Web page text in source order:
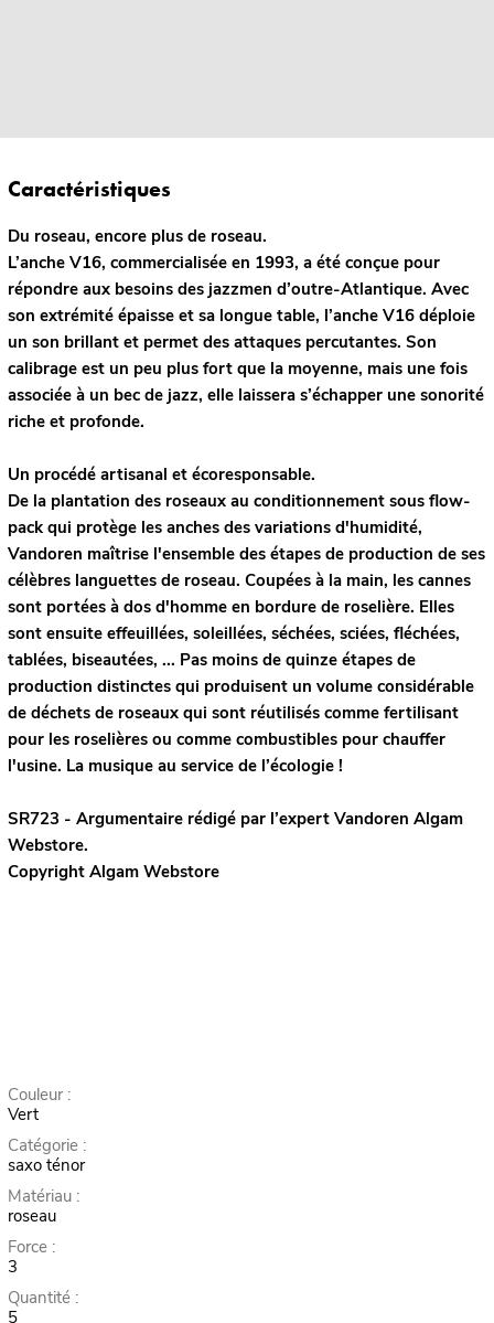
Caractéristiques
Du roseau, encore plus de roseau.
L’anche V16, commercialisée en 1993, a été conçue pour
répondre aux besoins des jazzmen d’outre-Atlantique. Avec
son extrémité épaisse et sa longue table, l’anche V16 déploie
un son brillant et permet des attaques percutantes. Son
calibrage est un peu plus fort que la moyenne, mais une fois
associée à un bec de jazz, elle laissera s’échapper une sonorité
riche et profonde.
Un procédé artisanal et écoresponsable.
De la plantation des roseaux au conditionnement sous flow-
pack qui protège les anches des variations d'humidité,
Vandoren maîtrise l'ensemble des étapes de production de ses
célèbres languettes de roseau. Coupées à la main, les cannes
sont portées à dos d'homme en bordure de roselière. Elles
sont ensuite effeuillées, soleillées, séchées, sciées, fléchées,
tablées, biseautées, ... Pas moins de quinze étapes de
production distinctes qui produisent un volume considérable
de déchets de roseaux qui sont réutilisés comme fertilisant
pour les roselières ou comme combustibles pour chauffer
l'usine. La musique au service de l’écologie !
SR723 - Argumentaire rédigé par l’expert Vandoren Algam
Webstore.
Copyright Algam Webstore
Couleur :
Vert
Catégorie :
saxo ténor
Matériau :
roseau
Force :
3
Quantité :
5